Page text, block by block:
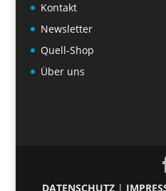
Kontakt
Newsletter
Quell-Shop
Über uns
DATENSCHUTZ|